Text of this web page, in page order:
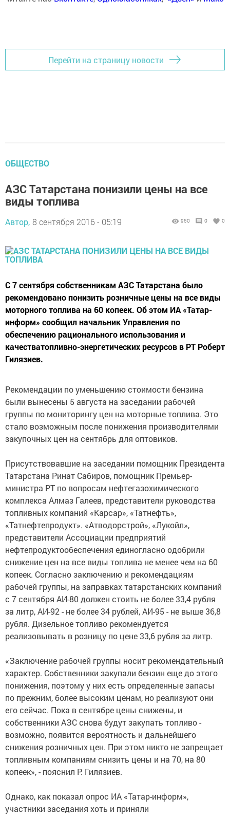
Перейти на страницу новости
ОБЩЕСТВО
АЗС Татарстана понизили цены на все
виды топлива
Автор, 8 сентября 2016 - 05:19 950 0 0
С 7 сентября собственникам АЗС Татарстана было
рекомендовано понизить розничные цены на все виды
моторного топлива на 60 копеек. Об этом ИА «Татар-
информ» сообщил начальник Управления по
обеспечению рационального использования и
качестватопливно-энергетических ресурсов в РТ Роберт
Гилязиев.
Рекомендации по уменьшению стоимости бензина
были вынесены 5 августа на заседании рабочей
группы по мониторингу цен на моторные топлива. Это
стало возможным после понижения производителями
закупочных цен на сентябрь для оптовиков.
Присутствовавшие на заседании помощник Президента
Татарстана Ринат Сабиров, помощник Премьер-
министра РТ по вопросам нефтегазохимического
комплекса Алмаз Галеев, представители руководства
топливных компаний «Карсар», «Татнефть»,
«Татнефтепродукт». «Атводорстрой», «Лукойл»,
представители Ассоциации предприятий
нефтепродуктообеспечения единогласно одобрили
снижение цен на все виды топлива не менее чем на 60
копеек. Согласно заключению и рекомендациям
рабочей группы, на заправках татарстанских компаний
с 7 сентября АИ-80 должен стоить не более 33,4 рубля
за литр, АИ-92 - не более 34 рублей, АИ-95 - не выше 36,8
рубля. Дизельное топливо рекомендуется
реализовывать в розницу по цене 33,6 рубля за литр.
«Заключение рабочей группы носит рекомендательный
характер. Собственники закупали бензин еще до этого
понижения, поэтому у них есть определенные запасы
по прежним, более высоким ценам, но реализуют они
его сейчас. Пока в сентябре цены снижены, и
собственники АЗС снова будут закупать топливо -
возможно, появится вероятность и дальнейшего
снижения розничных цен. При этом никто не запрещает
топливным компаниям снизить цены и на 70, на 80
копеек», - пояснил Р. Гилязиев.
Однако, как показал опрос ИА «Татар-информ»,
участники заседания хоть и приняли